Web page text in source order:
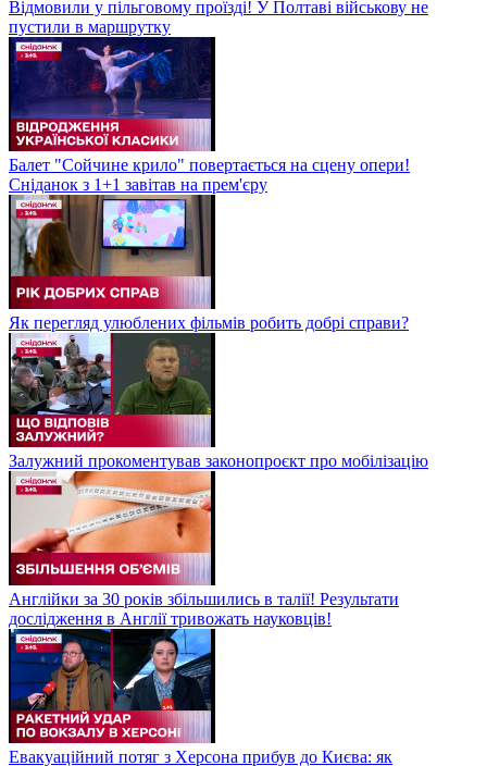
Відмовили у пільговому проїзді! У Полтаві військову не
пустили в маршрутку
Балет "Сойчине крило" повертається на сцену опери!
Сніданок з 1+1 завітав на прем'єру
Як перегляд улюблених фільмів робить добрі справи?
Залужний прокоментував законопроєкт про мобілізацію
Англійки за 30 років збільшились в талії! Результати
дослідження в Англії тривожать науковців!
Евакуаційний потяг з Херсона прибув до Києва: як